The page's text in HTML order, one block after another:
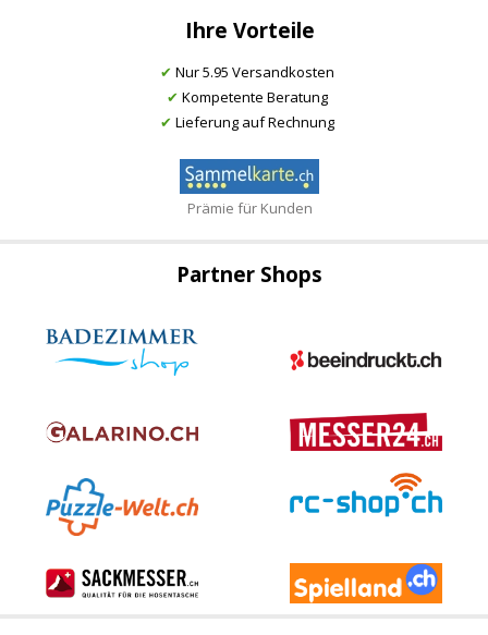
Ihre Vorteile
✔ Nur 5.95 Versandkosten
✔ Kompetente Beratung
✔ Lieferung auf Rechnung
Prämie für Kunden
Partner Shops